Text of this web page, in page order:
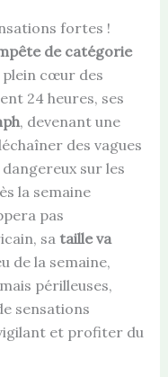
fortes !
de catégorie
plein cœur des
24 heures, ses
, devenant une
des vagues
sur les
la semaine
pas
sa taille va
de la semaine,
périlleuses,
sensations
et profiter du